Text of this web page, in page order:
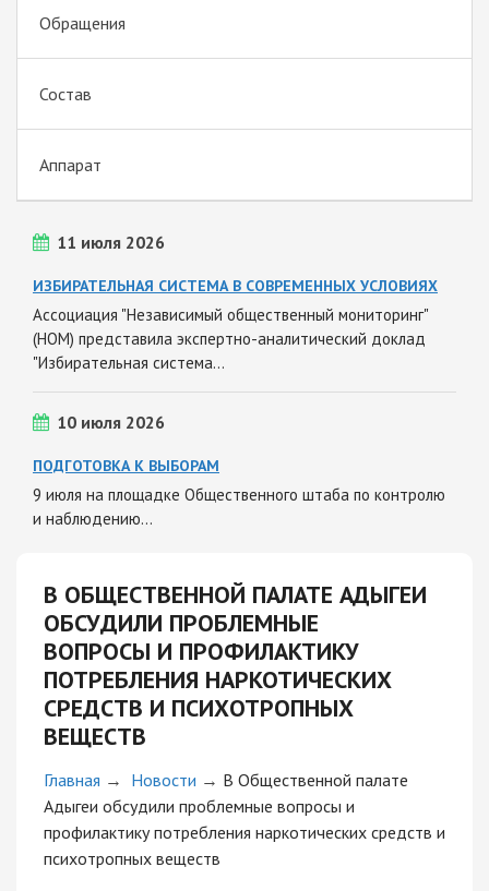
Обращения
Состав
Аппарат
11 июля 2026
ИЗБИРАТЕЛЬНАЯ СИСТЕМА В СОВРЕМЕННЫХ УСЛОВИЯХ
Ассоциация "Независимый общественный мониторинг"
(НОМ) представила экспертно-аналитический доклад
"Избирательная система…
10 июля 2026
ПОДГОТОВКА К ВЫБОРАМ
9 июля на площадке Общественного штаба по контролю
и наблюдению…
В ОБЩЕСТВЕННОЙ ПАЛАТЕ АДЫГЕИ
ОБСУДИЛИ ПРОБЛЕМНЫЕ
ВОПРОСЫ И ПРОФИЛАКТИКУ
ПОТРЕБЛЕНИЯ НАРКОТИЧЕСКИХ
СРЕДСТВ И ПСИХОТРОПНЫХ
ВЕЩЕСТВ
Главная → Новости → В Общественной палате
Адыгеи обсудили проблемные вопросы и
профилактику потребления наркотических средств и
психотропных веществ